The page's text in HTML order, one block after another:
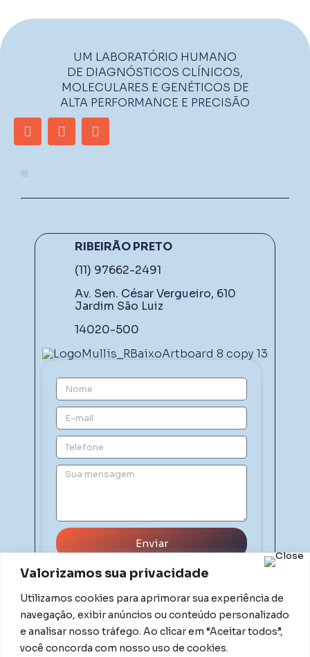
Valorizamos sua privacidade
Utilizamos cookies para aprimorar sua experiência de
navegação, exibir anúncios ou conteúdo personalizado
e analisar nosso tráfego. Ao clicar em “Aceitar todos”,
você concorda com nosso uso de cookies.
UM LABORATÓRIO HUMANO
DE DIAGNÓSTICOS CLÍNICOS,
MOLECULARES E GENÉTICOS DE
ALTA PERFORMANCE E PRECISÃO
RIBEIRÃO PRETO
(11) 97662-2491
Av. Sen. César Vergueiro, 610
Jardim São Luiz
14020-500
Enviar